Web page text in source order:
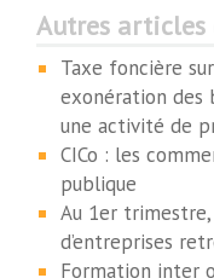
Autres
Taxe foncière
exonération des
une activité de
CICo : les
publique
Au 1er
d’entreprises
Formation inter